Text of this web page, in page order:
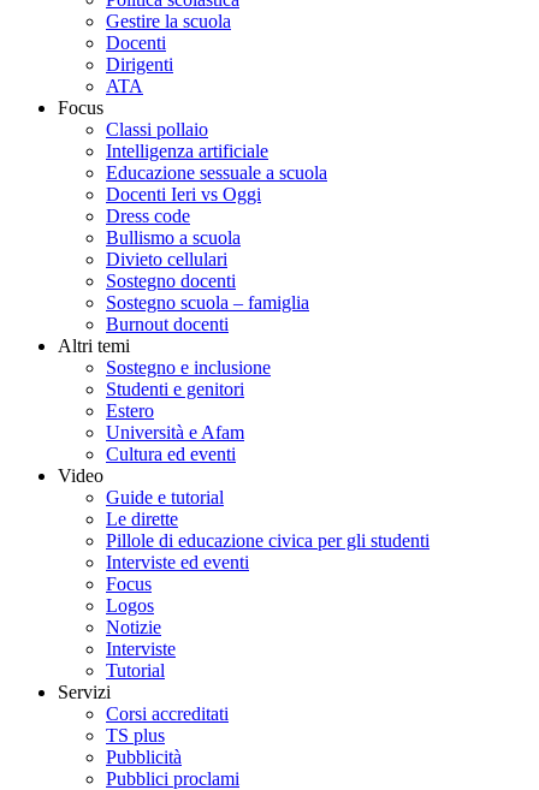
Gestire la scuola
Docenti
Dirigenti
ATA
Focus
Classi pollaio
Intelligenza artificiale
Educazione sessuale a scuola
Docenti Ieri vs Oggi
Dress code
Bullismo a scuola
Divieto cellulari
Sostegno docenti
Sostegno scuola – famiglia
Burnout docenti
Altri temi
Sostegno e inclusione
Studenti e genitori
Estero
Università e Afam
Cultura ed eventi
Video
Guide e tutorial
Le dirette
Pillole di educazione civica per gli studenti
Interviste ed eventi
Focus
Logos
Notizie
Interviste
Tutorial
Servizi
Corsi accreditati
TS plus
Pubblicità
Pubblici proclami